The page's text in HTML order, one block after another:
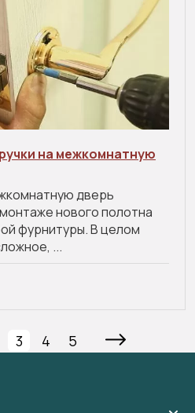
на межкомнатную
дверь
нового полотна
фурнитуры. В целом
...
3 4 5